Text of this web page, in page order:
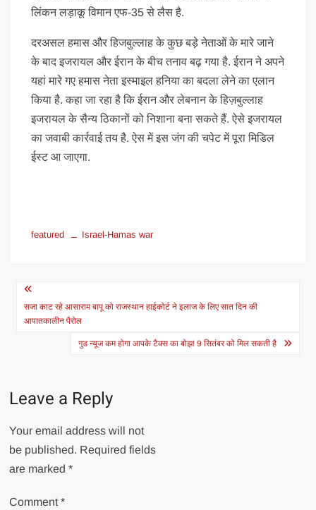
लिंकन लड़ाकू विमान एफ-35 से लैस है.
दरअसल हमास और हिजबुल्लाह के कुछ बड़े नेताओं के मारे जाने
के बाद इजरायल और ईरान के बीच तनाव बढ़ गया है. ईरान ने अपने
यहां मारे गए हमास नेता इस्माइल हनिया का बदला लेने का एलान
किया है. कहा जा रहा है कि ईरान और लेबनान के हिज़बुल्लाह
इजरायल के सैन्य ठिकानों को निशाना बना सकते हैं. ऐसे इजरायल
का जवाबी कार्रवाई तय है. ऐस में इस जंग की चपेट में पूरा मिडिल
ईस्ट आ जाएगा.
featured Israel-Hamas war
Post
navigation
सजा काट रहे आसाराम बापू को राजस्थान हाईकोर्ट ने इलाज के लिए सात दिन की
आपातकालीन पैरोल
गुड न्यूज कम होगा आपके टैक्स का बोझ! 9 सितंबर को मिल सकती है
Leave a Reply
Your email address will not
be published. Required fields
are marked*
Comment*